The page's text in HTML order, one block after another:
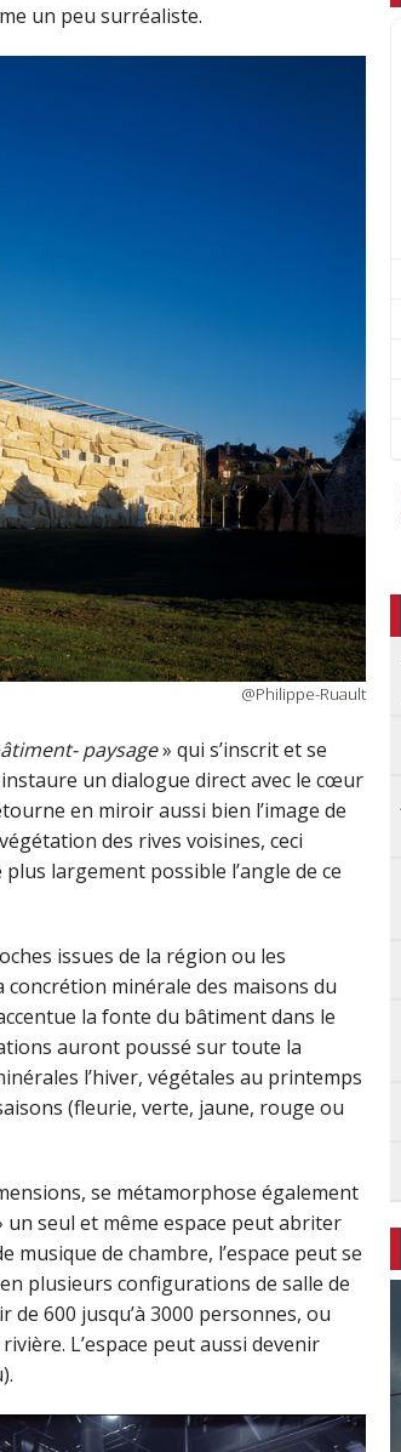
un peu surréaliste.
@Philippe-Ruault
paysage» qui s’inscrit et se
un dialogue direct avec le cœur
en miroir aussi bien l’image de
des rives voisines, ceci
largement possible l’angle de ce
issues de la région ou les
minérale des maisons du
la fonte du bâtiment dans le
auront poussé sur toute la
l’hiver, végétales au printemps
(fleurie, verte, jaune, rouge ou
se métamorphose également
un seul et même espace peut abriter
musique de chambre, l’espace peut se
plusieurs configurations de salle de
600 jusqu’à 3000 personnes, ou
L’espace peut aussi devenir